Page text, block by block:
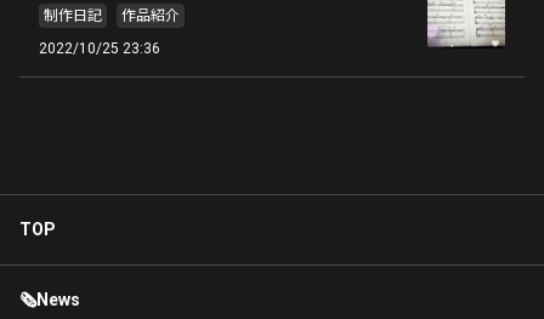
制作日記
作品紹介
2022/10/25 23:36
TOP
🗞News